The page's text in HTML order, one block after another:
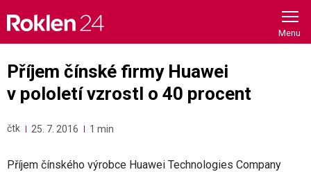
content
Příjem čínské firmy Huawei
v pololetí vzrostl o 40 procent
čtk 25. 7. 2016 1 min
Příjem čínského výrobce Huawei Technologies Company